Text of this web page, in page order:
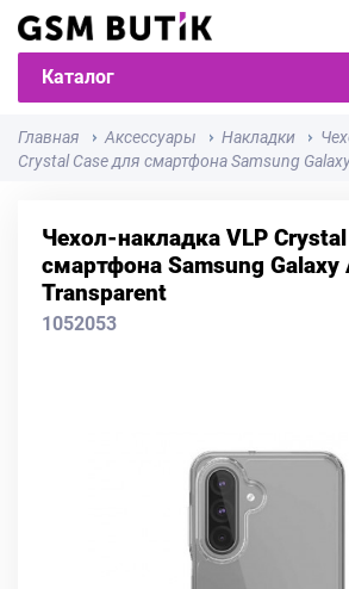
Каталог
Главная Аксессуары Накладки
Crystal Case для смартфона Samsung
Чехол-накладка VLP
смартфона Samsung Galaxy
Transparent
1052053